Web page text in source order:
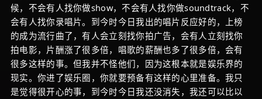
候，不会有人找你做show，不会有人找你做soundtrack，不
会有人找你录唱片。到今时今日我出的唱片反应好的，上榜
的成为流行曲了，有人会立刻找你拍广告，会有人立刻找你
拍电影，片酬涨了很多倍，唱歌的薪酬也多了很多倍，会有
很多这样的事。但我并不怪他们，因为这根本就是娱乐界的
现实。你进了娱乐圈，你就要预备有这样的心里准备。我只
是觉得很开心的事，到今时今日我还没消失，我还可以比以